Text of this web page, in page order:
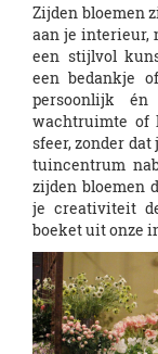
Zijden bloemen
aan je interieur,
een stijlvol
een bedankje
persoonlijk
wachtruimte of
sfeer, zonder
tuincentrum
zijden bloemen
je creativiteit
boeket uit onze